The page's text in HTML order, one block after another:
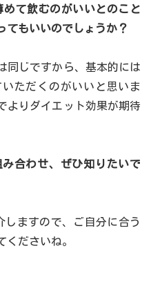
て飲むのがいいとのこと
てもいいのでしょうか？
じですから、基本的には
ただくのがいいと思いま
よりダイエット効果が期待
合わせ、ぜひ知りたいで
ますので、ご自分に合う
ださいね。